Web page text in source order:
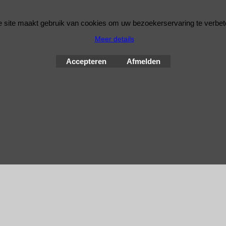
Webwinkel gemaakt met
site maakt gebruik van cookies om uw bezoekerservaring te
Meer details
Accepteren Afmelden